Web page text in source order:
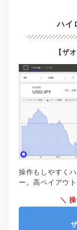
ハイ
【ザ
操作もしやすく
ー。高ペイアウ
＼